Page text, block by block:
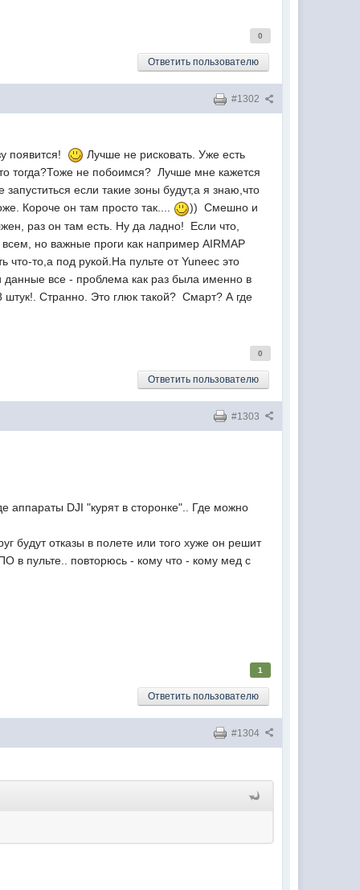
0
Ответить пользователю
#1302
появится!
Лучше не рисковать. Уже есть
тогда?Тоже не побоимся? Лучше мне кажется
если такие зоны будут,а я знаю,что
Короче он там просто так....
)) Смешно и
раз он там есть. Ну да ладно! Если что,
но важные проги как например AIRMAP
то,а под рукой.На пульте от Yuneec это
данные все - проблема как раз была именно в
штук!. Странно. Это глюк такой? Смарт? А где
0
Ответить пользователю
#1303
аппараты DJI "курят в сторонке".. Где можно
будут отказы в полете или того хуже он решит
в пульте.. повторюсь - кому что - кому мед с
1
Ответить пользователю
#1304